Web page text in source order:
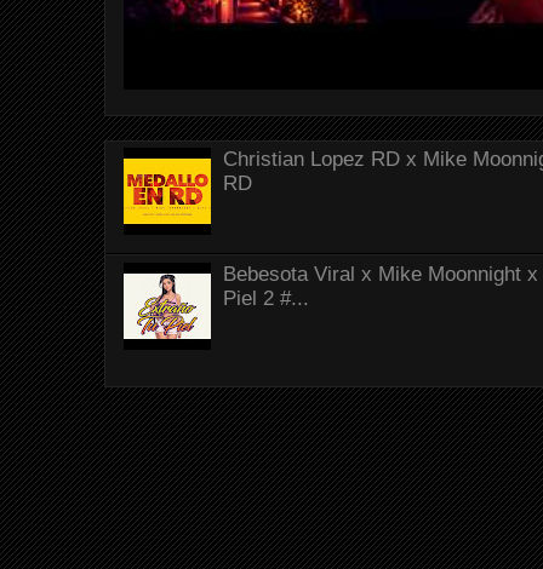
Christian Lopez RD x Mike
RD
Bebesota Viral x Mike Moonnight
Piel 2 #...